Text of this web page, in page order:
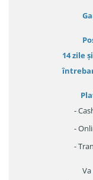
14 zile
-
-
-